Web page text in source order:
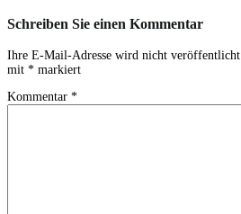
Schreiben Sie einen Kommentar
Ihre E-Mail-Adresse wird nicht veröffentlicht.
mit * markiert
Kommentar *